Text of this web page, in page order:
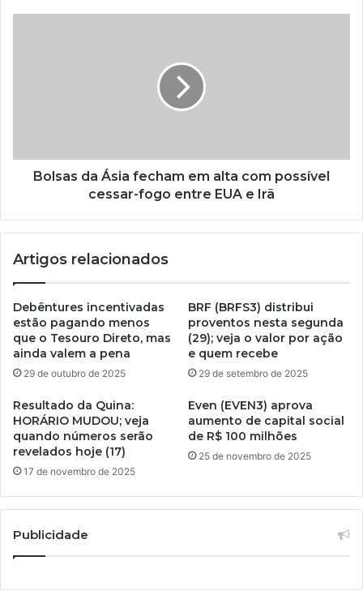
Bolsas da Ásia fecham em alta com possível
cessar-fogo entre EUA e Irã
Artigos relacionados
Debêntures incentivadas
estão pagando menos
que o Tesouro Direto, mas
ainda valem a pena
29 de outubro de 2025
BRF (BRFS3) distribui
proventos nesta segunda
(29); veja o valor por ação
e quem recebe
29 de setembro de 2025
Resultado da Quina:
HORÁRIO MUDOU; veja
quando números serão
revelados hoje (17)
17 de novembro de 2025
Even (EVEN3) aprova
aumento de capital social
de R$ 100 milhões
25 de novembro de 2025
Publicidade